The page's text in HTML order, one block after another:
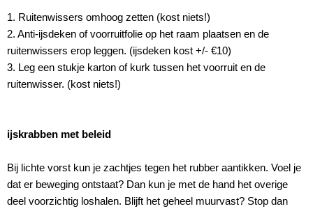
1. Ruitenwissers omhoog zetten (kost niets!)
2. Anti-ijsdeken of voorruitfolie op het raam plaatsen en de
ruitenwissers erop leggen. (ijsdeken kost +/- €10)
3. Leg een stukje karton of kurk tussen het voorruit en de
ruitenwisser. (kost niets!)
ijskrabben met beleid
Bij lichte vorst kun je zachtjes tegen het rubber aantikken. Voel je
dat er beweging ontstaat? Dan kun je met de hand het overige
deel voorzichtig loshalen. Blijft het geheel muurvast? Stop dan